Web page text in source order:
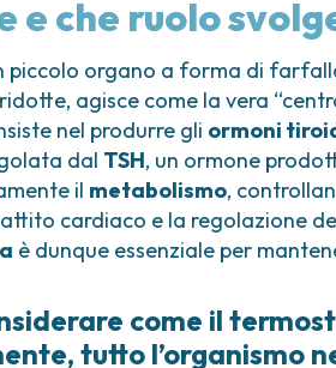
e che ruolo
piccolo organo a forma di
agisce come la vera
nel produrre gli ormoni
dal TSH, un ormone
il metabolismo,
cardiaco e la regolazione
è dunque essenziale per
come il
tutto l’organismo